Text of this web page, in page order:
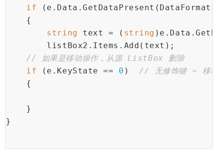
if
{
string text = ( string
listBox2.Items.Add(text);
// 如果是移动操作，从源 ListBox 删除
if (e.KeyState == 0 ) // 无修饰键 = 移动
{
}
}